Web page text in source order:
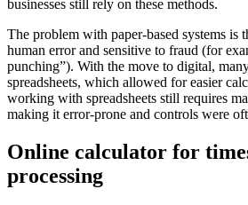
businesses still rely on these methods.
The problem with paper-based systems is
human error and sensitive to fraud (for
punching”). With the move to digital,
spreadsheets, which allowed for easier
working with spreadsheets still requires
making it error-prone and controls were
Online calculator for
processing